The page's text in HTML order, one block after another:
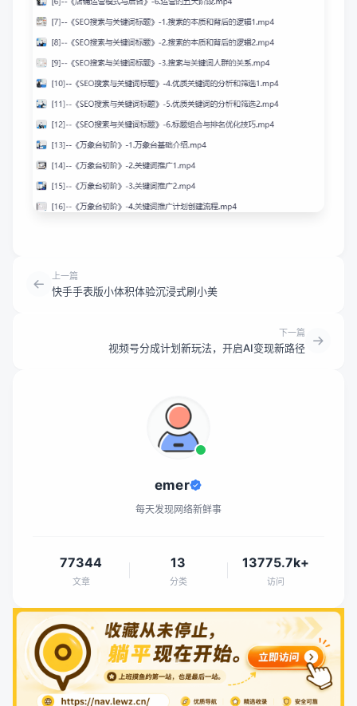
上一篇
快手手表版小体积体验沉浸式刷小美
下一篇
视频号分成计划新玩法，开启AI变现新路径
emer
每天发现网络新鲜事
77344
文章
13
分类
13775.7k+
访问